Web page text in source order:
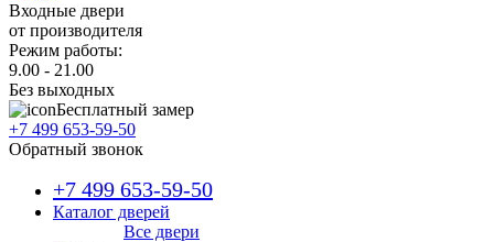
Входные двери
от производителя
Режим работы:
9.00 - 21.00
Без выходных
Бесплатный замер
+7 499 653-59-50
Обратный звонок
+7 499 653-59-50
Каталог дверей
Все двери